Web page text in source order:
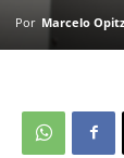
Por Marcelo Opitz